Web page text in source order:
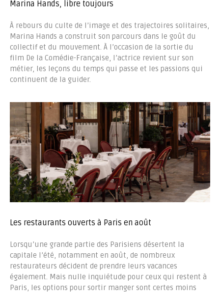
Marina Hands, libre toujours
À rebours du culte de l’image et des trajectoires solitaires,
Marina Hands a construit son parcours dans le goût du
collectif et du mouvement. À l’occasion de la sortie du
film De la Comédie-Française, l’actrice revient sur son
métier, les leçons du temps qui passe et les passions qui
continuent de la guider.
Les restaurants ouverts à Paris en août
Lorsqu’une grande partie des Parisiens désertent la
capitale l’été, notamment en août, de nombreux
restaurateurs décident de prendre leurs vacances
également. Mais nulle inquiétude pour ceux qui restent à
Paris, les options pour sortir manger sont certes moins